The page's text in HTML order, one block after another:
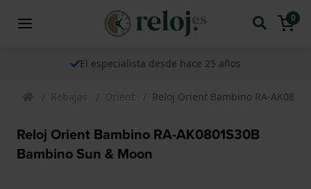
0
El especialista desde hace 25 años
Rebajas Orient Reloj Orient Bambino RA-
Reloj Orient Bambino RA-AK0801S30B
Bambino Sun & Moon